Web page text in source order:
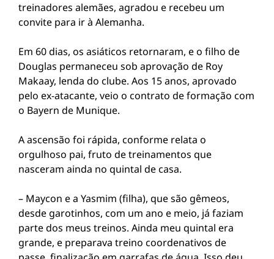
treinadores alemães, agradou e recebeu um
convite para ir à Alemanha.
Em 60 dias, os asiáticos retornaram, e o filho de
Douglas permaneceu sob aprovação de Roy
Makaay, lenda do clube. Aos 15 anos, aprovado
pelo ex-atacante, veio o contrato de formação com
o Bayern de Munique.
A ascensão foi rápida, conforme relata o
orgulhoso pai, fruto de treinamentos que
nasceram ainda no quintal de casa.
– Maycon e a Yasmim (filha), que são gêmeos,
desde garotinhos, com um ano e meio, já faziam
parte dos meus treinos. Ainda meu quintal era
grande, e preparava treino coordenativos de